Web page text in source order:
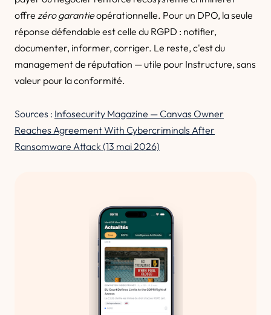
offre zéro garantieopérationnelle. Pour un DPO, la seule
réponse défendable est celle du RGPD : notifier,
documenter, informer, corriger. Le reste, c'est du
management de réputation — utile pour Instructure, sans
valeur pour la conformité.
Sources : Infosecurity Magazine — Canvas Owner
Reaches Agreement With Cybercriminals After
Ransomware Attack (13 mai 2026)